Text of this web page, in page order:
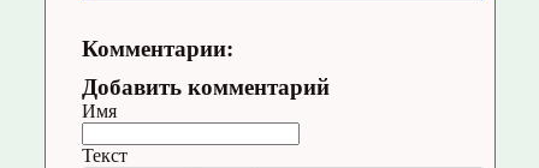
Комментарии:
Добавить комментарий
Имя
Текст